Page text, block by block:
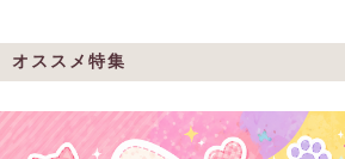
オススメ特集